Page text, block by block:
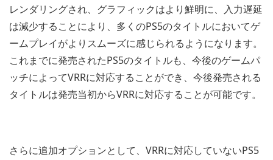
レンダリングされ、グラフィックはより鮮明に、入力遅延
は減少することにより、多くのPS5のタイトルにおいてゲ
ームプレイがよりスムーズに感じられるようになります。
これまでに発売されたPS5のタイトルも、今後のゲームパ
ッチによってVRRに対応することができ、今後発売される
タイトルは発売当初からVRRに対応することが可能です。
さらに追加オプションとして、VRRに対応していないPS5